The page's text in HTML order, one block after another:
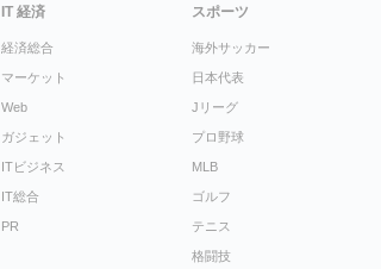
IT 経済
経済総合
マーケット
Web
ガジェット
ITビジネス
IT総合
PR
スポーツ
海外サッカー
日本代表
Jリーグ
プロ野球
MLB
ゴルフ
テニス
格闘技